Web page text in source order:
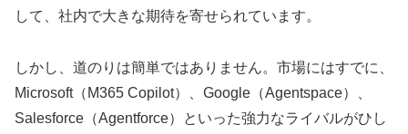
して、社内で大きな期待を寄せられています。
しかし、道のりは簡単ではありません。市場にはすでに、
Microsoft（M365 Copilot）、Google（Agentspace）、
Salesforce（Agentforce）といった強力なライバルがひし